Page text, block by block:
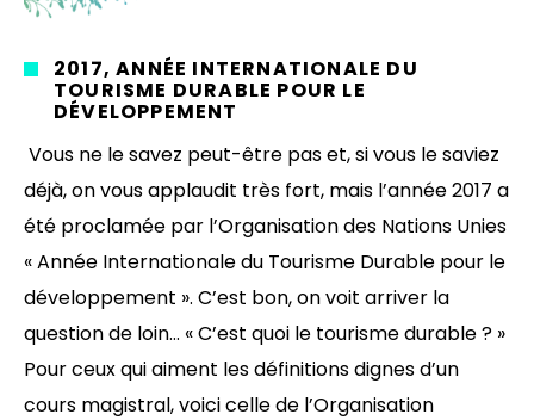
2017, ANNÉE INTERNATIONALE DU
TOURISME DURABLE POUR LE
DÉVELOPPEMENT
Vous ne le savez peut-être pas et, si vous le saviez
déjà, on vous applaudit très fort, mais l’année 2017 a
été proclamée par l’Organisation des Nations Unies
« Année Internationale du Tourisme Durable pour le
développement ». C’est bon, on voit arriver la
question de loin… « C’est quoi le tourisme durable ? »
Pour ceux qui aiment les définitions dignes d’un
cours magistral, voici celle de l’Organisation